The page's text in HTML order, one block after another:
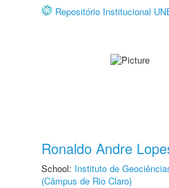
Repositório Institucional
Ronaldo Andre
School: Instituto de
(Câmpus de Rio Claro)